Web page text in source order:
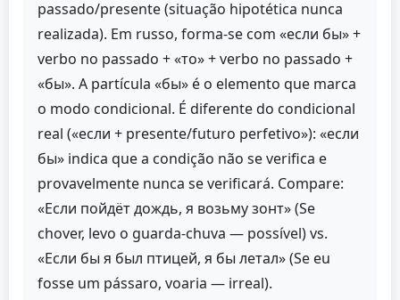
passado/presente (situação hipotética nunca
realizada). Em russo, forma-se com «если бы» +
verbo no passado + «то» + verbo no passado +
«бы». A partícula «бы» é o elemento que marca
o modo condicional. É diferente do condicional
real («если + presente/futuro perfetivo»): «если
бы» indica que a condição não se verifica e
provavelmente nunca se verificará. Compare:
«Если пойдёт дождь, я возьму зонт» (Se
chover, levo o guarda-chuva — possível) vs.
«Если бы я был птицей, я бы летал» (Se eu
fosse um pássaro, voaria — irreal).